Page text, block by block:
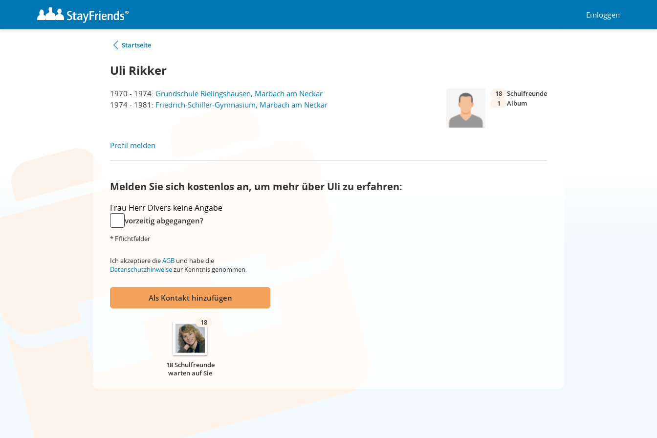
Einloggen
Startseite
Uli Rikker
1970 - 1974: Grundschule Rielingshausen, Marbach am Neckar
1974 - 1981: Friedrich-Schiller-Gymnasium, Marbach am Neckar
18 Schulfreunde
1
Album
Profil melden
Melden Sie sich kostenlos an, um mehr über Uli zu erfahren:
Frau Herr Divers keine Angabe
vorzeitig abgegangen?
* Pflichtfelder
Ich akzeptiere dieAGB und habe die
Datenschutzhinweisezur Kenntnis genommen.
Als Kontakt hinzufügen
18
18 Schulfreunde
warten auf Sie